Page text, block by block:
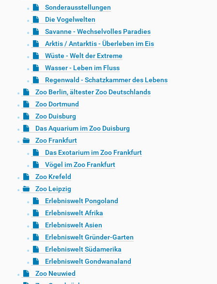
Sonderausstellungen
Die Vogelwelten
Savanne - Wechselvolles Paradies
Arktis / Antarktis - Überleben im Eis
Wüste - Welt der Extreme
Wasser - Leben im Fluss
Regenwald - Schatzkammer des Lebens
Zoo Berlin, ältester Zoo Deutschlands
Zoo Dortmund
Zoo Duisburg
Das Aquarium im Zoo Duisburg
Zoo Frankfurt
Das Exotarium im Zoo Frankfurt
Vögel im Zoo Frankfurt
Zoo Krefeld
Zoo Leipzig
Erlebniswelt Pongoland
Erlebniswelt Afrika
Erlebniswelt Asien
Erlebniswelt Gründer-Garten
Erlebniswelt Südamerika
Erlebniswelt Gondwanaland
Zoo Neuwied